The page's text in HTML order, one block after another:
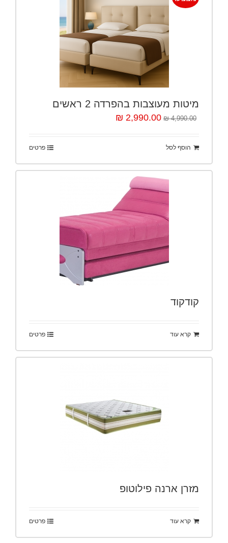
מיטות מעוצבות בהפרדה 2 ראשים
4,990.00 ₪
2,990.00 ₪
הוסף לסל פרטים
קודקוד
קרא עוד פרטים
מזרן ארנה פילוטופ
קרא עוד פרטים